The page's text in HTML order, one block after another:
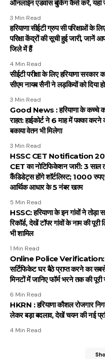
ऑनलाईन एडवांस बुकिंग कैसे करें, यहां
3 Min Read
हरियाणा सीईटी ग्रुप सी परिक्षाओं के
परिक्षा केंद्रों की सूची हुई जारी, जानें
जिले में हैं
4 Min Read
सीईटी परीक्षा के लिए हरियाणा सरकार
सीएम नायब सैनी ने लड़कियों को दिया
3 Min Read
Good News : हरियाणा के कच्चे
राहत: हाईकोर्ट ने 6 माह में पक्का
बकाया वेतन भी मिलेगा
3 Min Read
HSSC CET Notification
CET का नोटिफिकेशन जारी: 3 साल
कैंडिडेट्स होंगे शॉर्टलिस्ट; 1000
आर्थिक आधार के 5 नंबर खत्म
5 Min Read
HSSC: हरियाणा के इन गांवों ने तोड़ा
रिकॉर्ड, देखें टॉपर गांवों के नाम की पूरी
भी शामिल
1 Min Read
Online Police Verification:
सर्टिफिकेट घर बैठे प्राप्त करने का
मिनटों में जानिए फॉर्म भरने तक की पूरी
6 Min Read
HKRN : हरियाणा कौशल रोजगार
लेकर बड़ा बदलाव, देखें चयन की नई
4 Min Read